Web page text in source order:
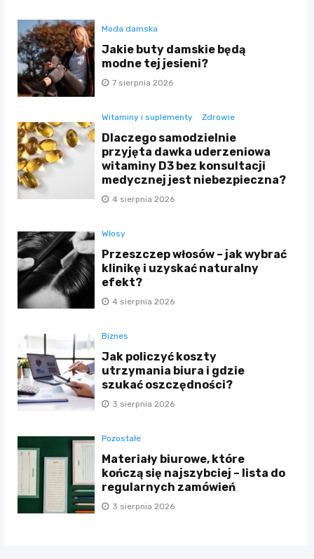
Moda damska
Jakie buty damskie będą
modne tej jesieni?
7 sierpnia 2026
Witaminy i suplementy Zdrowie
Dlaczego samodzielnie
przyjęta dawka uderzeniowa
witaminy D3 bez konsultacji
medycznej jest niebezpieczna?
4 sierpnia 2026
Włosy
Przeszczep włosów – jak wybrać
klinikę i uzyskać naturalny
efekt?
4 sierpnia 2026
Biznes
Jak policzyć koszty
utrzymania biura i gdzie
szukać oszczędności?
3 sierpnia 2026
Pozostałe
Materiały biurowe, które
kończą się najszybciej – lista do
regularnych zamówień
3 sierpnia 2026